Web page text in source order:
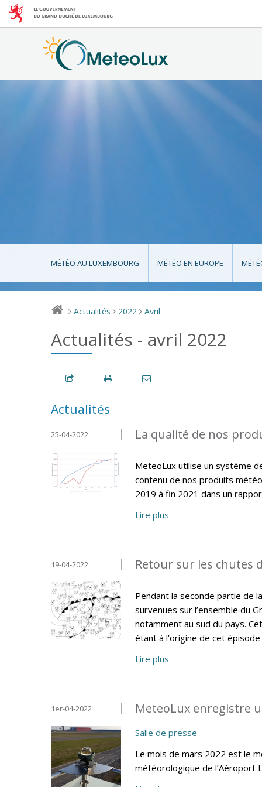
MÉTÉO AU LUXEMBOURG MÉTÉO EN EUROPE
> Actualités > 2022 > Avril
Actualités - avril 2022
Actualités
La qualité de nos
25-04-2022
MeteoLux utilise un système
contenu de nos produits
2019 à fin 2021 dans un
Lire plus
Retour sur les chutes
19-04-2022
Pendant la seconde partie de
survenues sur l’ensemble du
notamment au sud du pays.
étant à l’origine de cet épisode
Lire plus
MeteoLux enregistre
1er-04-2022
Salle de presse
Le mois de mars 2022 est le
météorologique de l’Aéroport